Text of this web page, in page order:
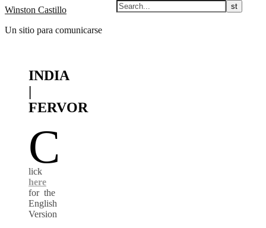
Winston Castillo
Un sitio para comunicarse
INDIA
|
FERVOR
C
lick
here
for the
English
Version